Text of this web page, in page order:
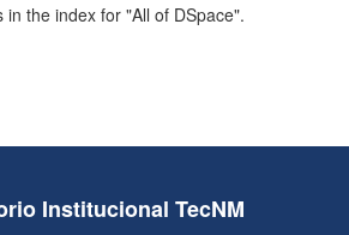
the index for "All of DSpace".
Institucional TecNM